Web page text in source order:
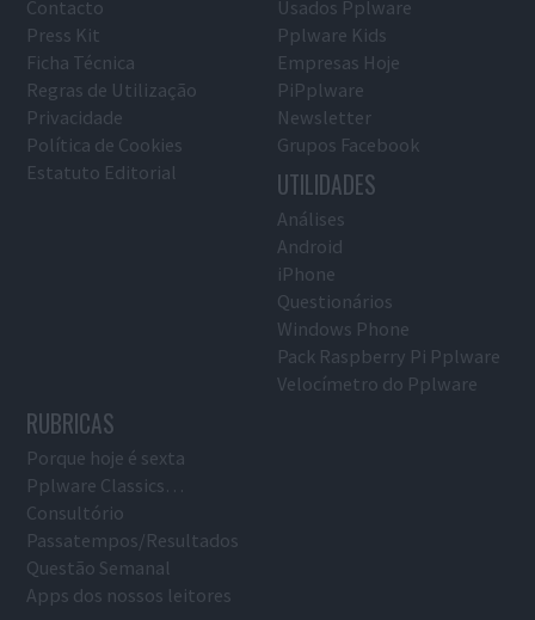
Contacto
Press Kit
Ficha Técnica
Regras de Utilização
Privacidade
Política de Cookies
Estatuto Editorial
Usados Pplware
Pplware Kids
Empresas Hoje
PiPplware
Newsletter
Grupos Facebook
UTILIDADES
Análises
Android
iPhone
Questionários
Windows Phone
Pack Raspberry Pi Pplware
Velocímetro do Pplware
RUBRICAS
Porque hoje é sexta
Pplware Classics…
Consultório
Passatempos/Resultados
Questão Semanal
Apps dos nossos leitores